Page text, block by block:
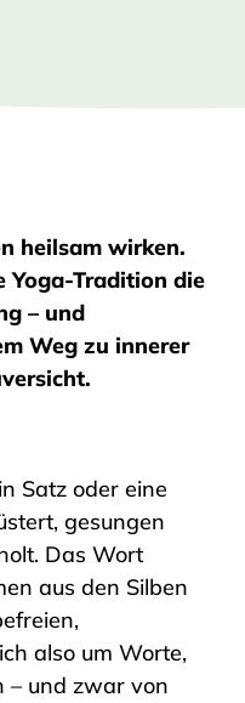
heilsam wirken.
Yoga-Tradition die
– und
Weg zu innerer
Satz oder eine
gesungen
Das Wort
aus den Silben
also um Worte,
– und zwar von